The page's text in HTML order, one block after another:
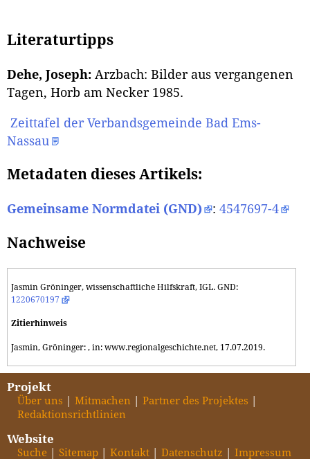
Literaturtipps
Dehe, Joseph: Arzbach: Bilder aus vergangenen
Tagen, Horb am Necker 1985.
Zeittafel der Verbandsgemeinde Bad Ems-
Nassau
Metadaten dieses Artikels:
Gemeinsame Normdatei (GND) : 4547697-4
Nachweise
Jasmin Gröninger, wissenschaftliche Hilfskraft, IGL. GND:
1220670197
Zitierhinweis
Jasmin, Gröninger: , in: www.regionalgeschichte.net, 17.07.2019.
Projekt
Über uns Mitmachen
Partner des Projektes
Redaktionsrichtlinien
Website
Suche Sitemap Kontakt Datenschutz Impressum